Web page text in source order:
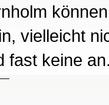
vielleicht
fast keine